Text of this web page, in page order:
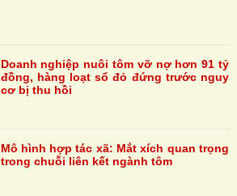
Doanh nghiệp nuôi tôm vỡ nợ hơn 91 tỷ
đồng, hàng loạt sổ đỏ đứng trước nguy
cơ bị thu hồi
Mô hình hợp tác xã: Mắt xích quan trọng
trong chuỗi liên kết ngành tôm